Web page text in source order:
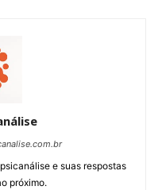
e suas respostas
próximo.